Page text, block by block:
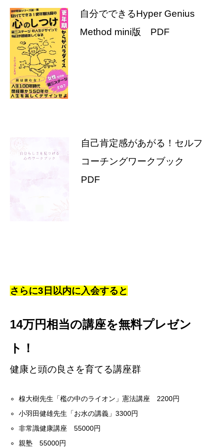
自分でできるHyper Genius
Method mini版 PDF
自己肯定感があがる！セルフ
コーチングワークブック
PDF
さらに3日以内に入会すると
14万円相当の講座を無料プレゼン
ト！
健康と頭の良さを育てる講座群
楾大樹先生「檻の中のライオン」憲法講座 2200円
小羽田健雄先生「お水の講義」3300円
非常識健康講座 55000円
親塾 55000円